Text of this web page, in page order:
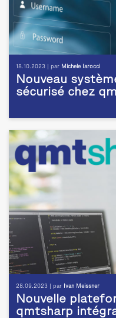
18.10.2023 | par Michele Iarocci
Nouveau
sécurisé chez
28.09.2023 | par Ivan Meissner
Nouvelle
qmtsharp